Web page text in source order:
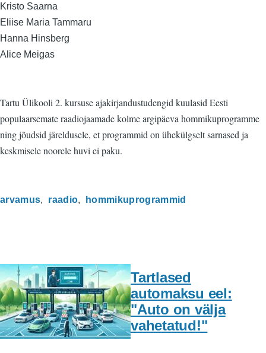
Kristo Saarna
Eliise Maria Tammaru
Hanna Hinsberg
Alice Meigas
Tartu Ülikooli 2. kursuse ajakirjandustudengid kuulasid Eesti
populaarsemate raadiojaamade kolme argipäeva hommikuprogramme
ning jõudsid järeldusele, et programmid on ühekülgselt sarnased ja
keskmisele noorele huvi ei paku.
arvamus raadio hommikuprogrammid
Tartlased
automaksu eel:
"Auto on välja
vahetatud!"